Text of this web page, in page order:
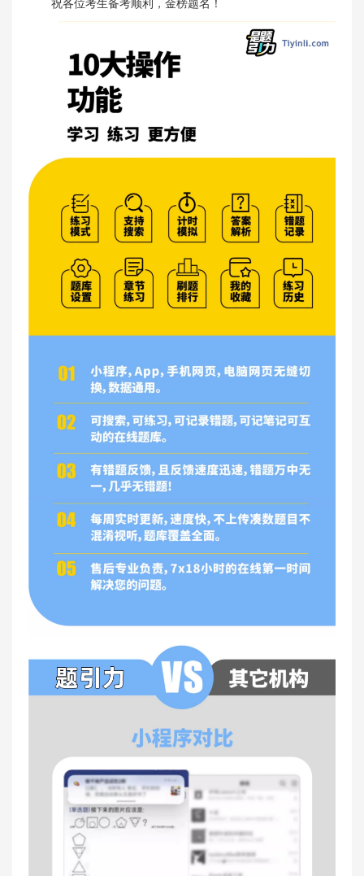
祝各位考生备考顺利，金榜题名！